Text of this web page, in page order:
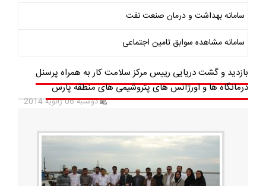
سامانه بهداشت و درمان صنعت نفت
سامانه مشاهده سوابق تامین اجتماعی
بازدید و گشت دریایی رییس مرکز سلامت کار به همراه پرسنل
درمانگاه ها و اورژانس های پتروشیمی های منطقه پارس
دوشنبه 06 ژانویه 2014